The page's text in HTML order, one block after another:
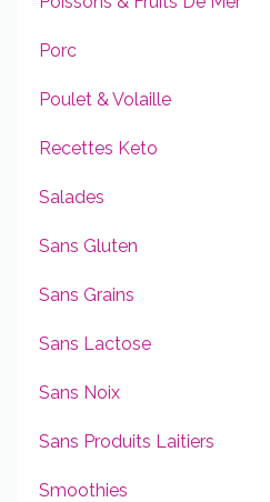
Porc
Poulet & Volaille
Recettes Keto
Salades
Sans Gluten
Sans Grains
Sans Lactose
Sans Noix
Sans Produits Laitiers
Smoothies